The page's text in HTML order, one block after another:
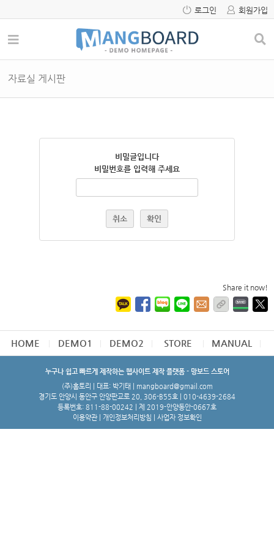
로그인 회원가입
자료실 게시판
비밀글입니다
비밀번호를 입력해 주세요
취소 확인
Share it now!
HOME DEMO1 DEMO2 STORE MANUAL
누구나 쉽고 빠르게 제작하는 웹사이트 제작 플랫폼 - 망보드 스토어
(주)홈토리 | 대표: 박기태 | mangboard@gmail.com
경기도 안양시 동안구 안양판교로 20, 306-B55호 | 010-4639-2684
등록번호: 811-88-00242 | 제 2019-안양동안-0667호
이용약관| 개인정보처리방침 사업자 정보확인